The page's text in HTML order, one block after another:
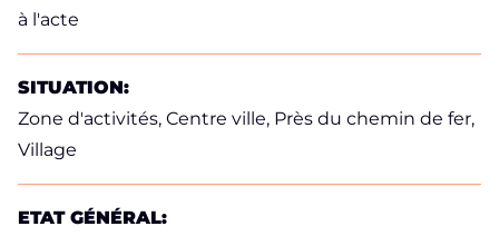
à l'acte
SITUATION:
Zone d'activités, Centre ville, Près du chemin de fer,
Village
ETAT GÉNÉRAL: